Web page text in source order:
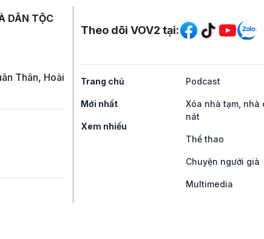
DÂN TỘC
Thân, Hoài
Mạng xã hội
Theo dõi VOV2 tại:
Trang chủ
Mới nhất
Xem nhiều
Podcast
Xóa nhà tạm, nhà
nát
Thể thao
Chuyện người già
Multimedia